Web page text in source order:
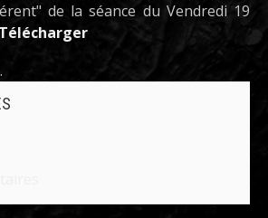
de la séance du Vendredi 19
Télécharger